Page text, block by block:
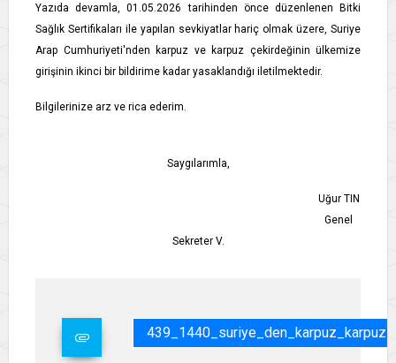
Yazıda devamla, 01.05.2026 tarihinden önce düzenlenen Bitki
Sağlık Sertifikaları ile yapılan sevkiyatlar hariç olmak üzere, Suriye
Arap Cumhuriyeti'nden karpuz ve karpuz çekirdeğinin ülkemize
girişinin ikinci bir bildirime kadar yasaklandığı iletilmektedir.
Bilgilerinize arz ve rica ederim.
Saygılarımla,
Uğur TIN
Genel
Sekreter V.